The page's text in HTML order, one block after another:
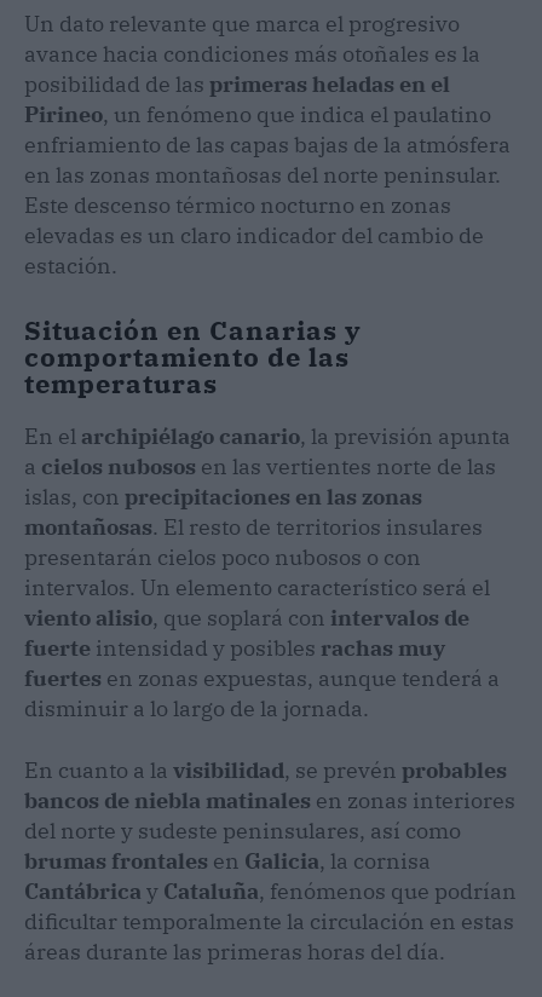
Un dato relevante que marca el progresivo
avance hacia condiciones más otoñales es la
posibilidad de las primeras heladas en el
Pirineo, un fenómeno que indica el paulatino
enfriamiento de las capas bajas de la atmósfera
en las zonas montañosas del norte peninsular.
Este descenso térmico nocturno en zonas
elevadas es un claro indicador del cambio de
estación.
Situación en Canarias y
comportamiento de las
temperaturas
En el archipiélago canario, la previsión apunta
a cielos nubosos en las vertientes norte de las
islas, con precipitaciones en las zonas
montañosas. El resto de territorios insulares
presentarán cielos poco nubosos o con
intervalos. Un elemento característico será el
viento alisio, que soplará con intervalos de
fuerte intensidad y posibles rachas muy
fuertes en zonas expuestas, aunque tenderá a
disminuir a lo largo de la jornada.
En cuanto a la visibilidad, se prevén probables
bancos de niebla matinales en zonas interiores
del norte y sudeste peninsulares, así como
brumas frontales en Galicia, la cornisa
Cantábrica y Cataluña, fenómenos que podrían
dificultar temporalmente la circulación en estas
áreas durante las primeras horas del día.